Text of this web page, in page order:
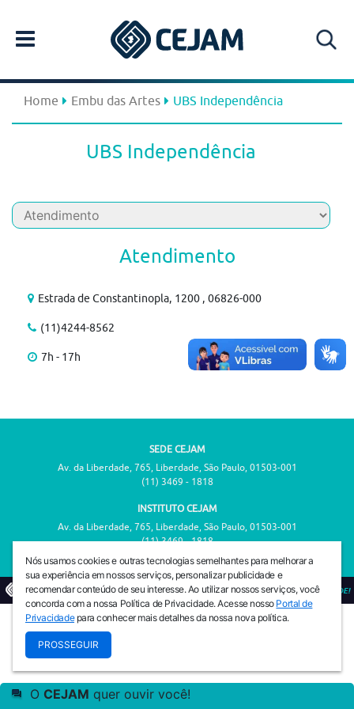
Home Embu das Artes UBS Independência
UBS Independência
Atendimento
Estrada de Constantinopla, 1200 , 06826-000
(11)4244-8562
7h - 17h
SEDE CEJAM
Av. da Liberdade, 765, Liberdade, São Paulo, 01503-001
(11) 3469 - 1818
INSTITUTO CEJAM
Av. da Liberdade, 765, Liberdade, São Paulo, 01503-001
(11) 3469 - 1818
© 2026 PREVENIR É VIVER COM QUALIDADE!
Nós usamos cookies e outras tecnologias semelhantes para melhorar a
sua experiência em nossos serviços, personalizar publicidade e
recomendar conteúdo de seu interesse. Ao utilizar nossos serviços, você
concorda com a nossa Política de Privacidade. Acesse nosso Portal de
Privacidadepara conhecer mais detalhes da nossa nova política.
PROSSEGUIR
O CEJAM quer ouvir você!